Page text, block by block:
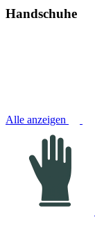
Handschuhe
Alle anzeigen